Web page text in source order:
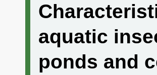
aquatic
ponds and